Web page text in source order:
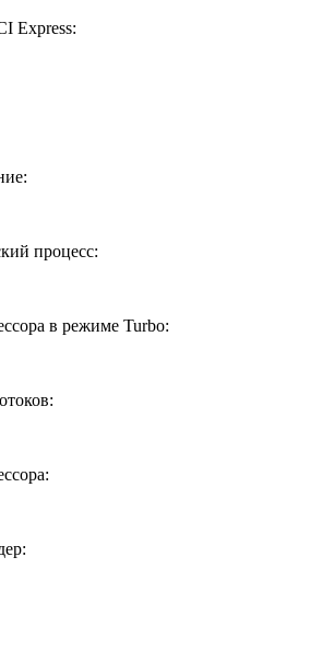
Express:
процесс:
в режиме Turbo: